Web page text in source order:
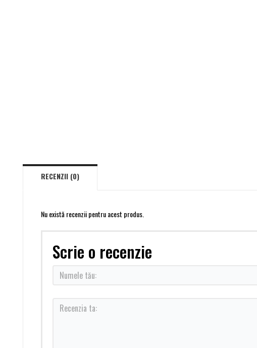
RECENZII (0)
Nu există recenzii pentru acest produs.
Scrie o recenzie